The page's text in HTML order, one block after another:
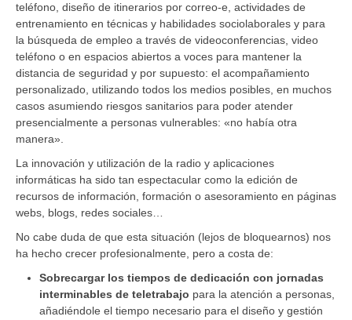
teléfono, diseño de itinerarios por correo-e, actividades de
entrenamiento en técnicas y habilidades sociolaborales y para
la búsqueda de empleo a través de videoconferencias, video
teléfono o en espacios abiertos a voces para mantener la
distancia de seguridad y por supuesto: el acompañamiento
personalizado, utilizando todos los medios posibles, en muchos
casos asumiendo riesgos sanitarios para poder atender
presencialmente a personas vulnerables: «no había otra
manera».
La innovación y utilización de la radio y aplicaciones
informáticas ha sido tan espectacular como la edición de
recursos de información, formación o asesoramiento en páginas
webs, blogs, redes sociales…
No cabe duda de que esta situación (lejos de bloquearnos) nos
ha hecho crecer profesionalmente, pero a costa de:
Sobrecargar los tiempos de dedicación con jornadas
interminables de teletrabajo para la atención a personas,
añadiéndole el tiempo necesario para el diseño y gestión